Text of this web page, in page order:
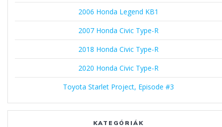
2006 Honda Legend KB1
2007 Honda Civic Type-R
2018 Honda Civic Type-R
2020 Honda Civic Type-R
Toyota Starlet Project, Episode #3
KATEGÓRIÁK